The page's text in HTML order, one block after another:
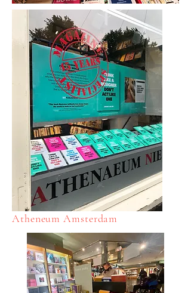
Atheneum Amsterdam